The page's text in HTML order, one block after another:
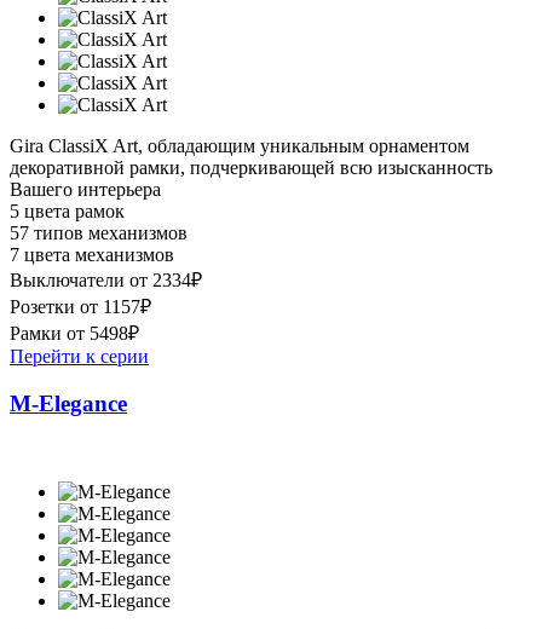
Gira ClassiX Art, обладающим уникальным орнаментом
декоративной рамки, подчеркивающей всю изысканность
Вашего интерьера
5 цвета рамок
57 типов механизмов
7 цвета механизмов
Выключатели от 2334₽
Розетки от 1157₽
Рамки от 5498₽
Перейти к серии
M-Elegance